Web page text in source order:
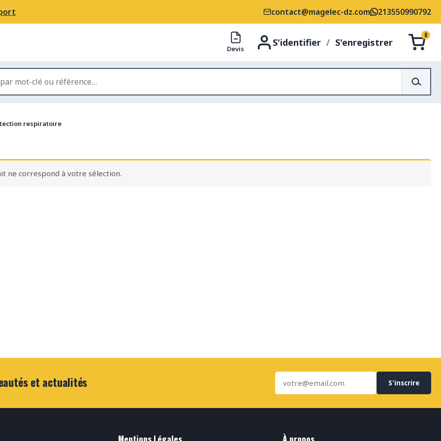
contact@magelec-dz.com 213550990792
S'identifier / S'enregistrer
Devis
0
respiratoire
ne correspond à votre sélection.
et actualités S'inscrire